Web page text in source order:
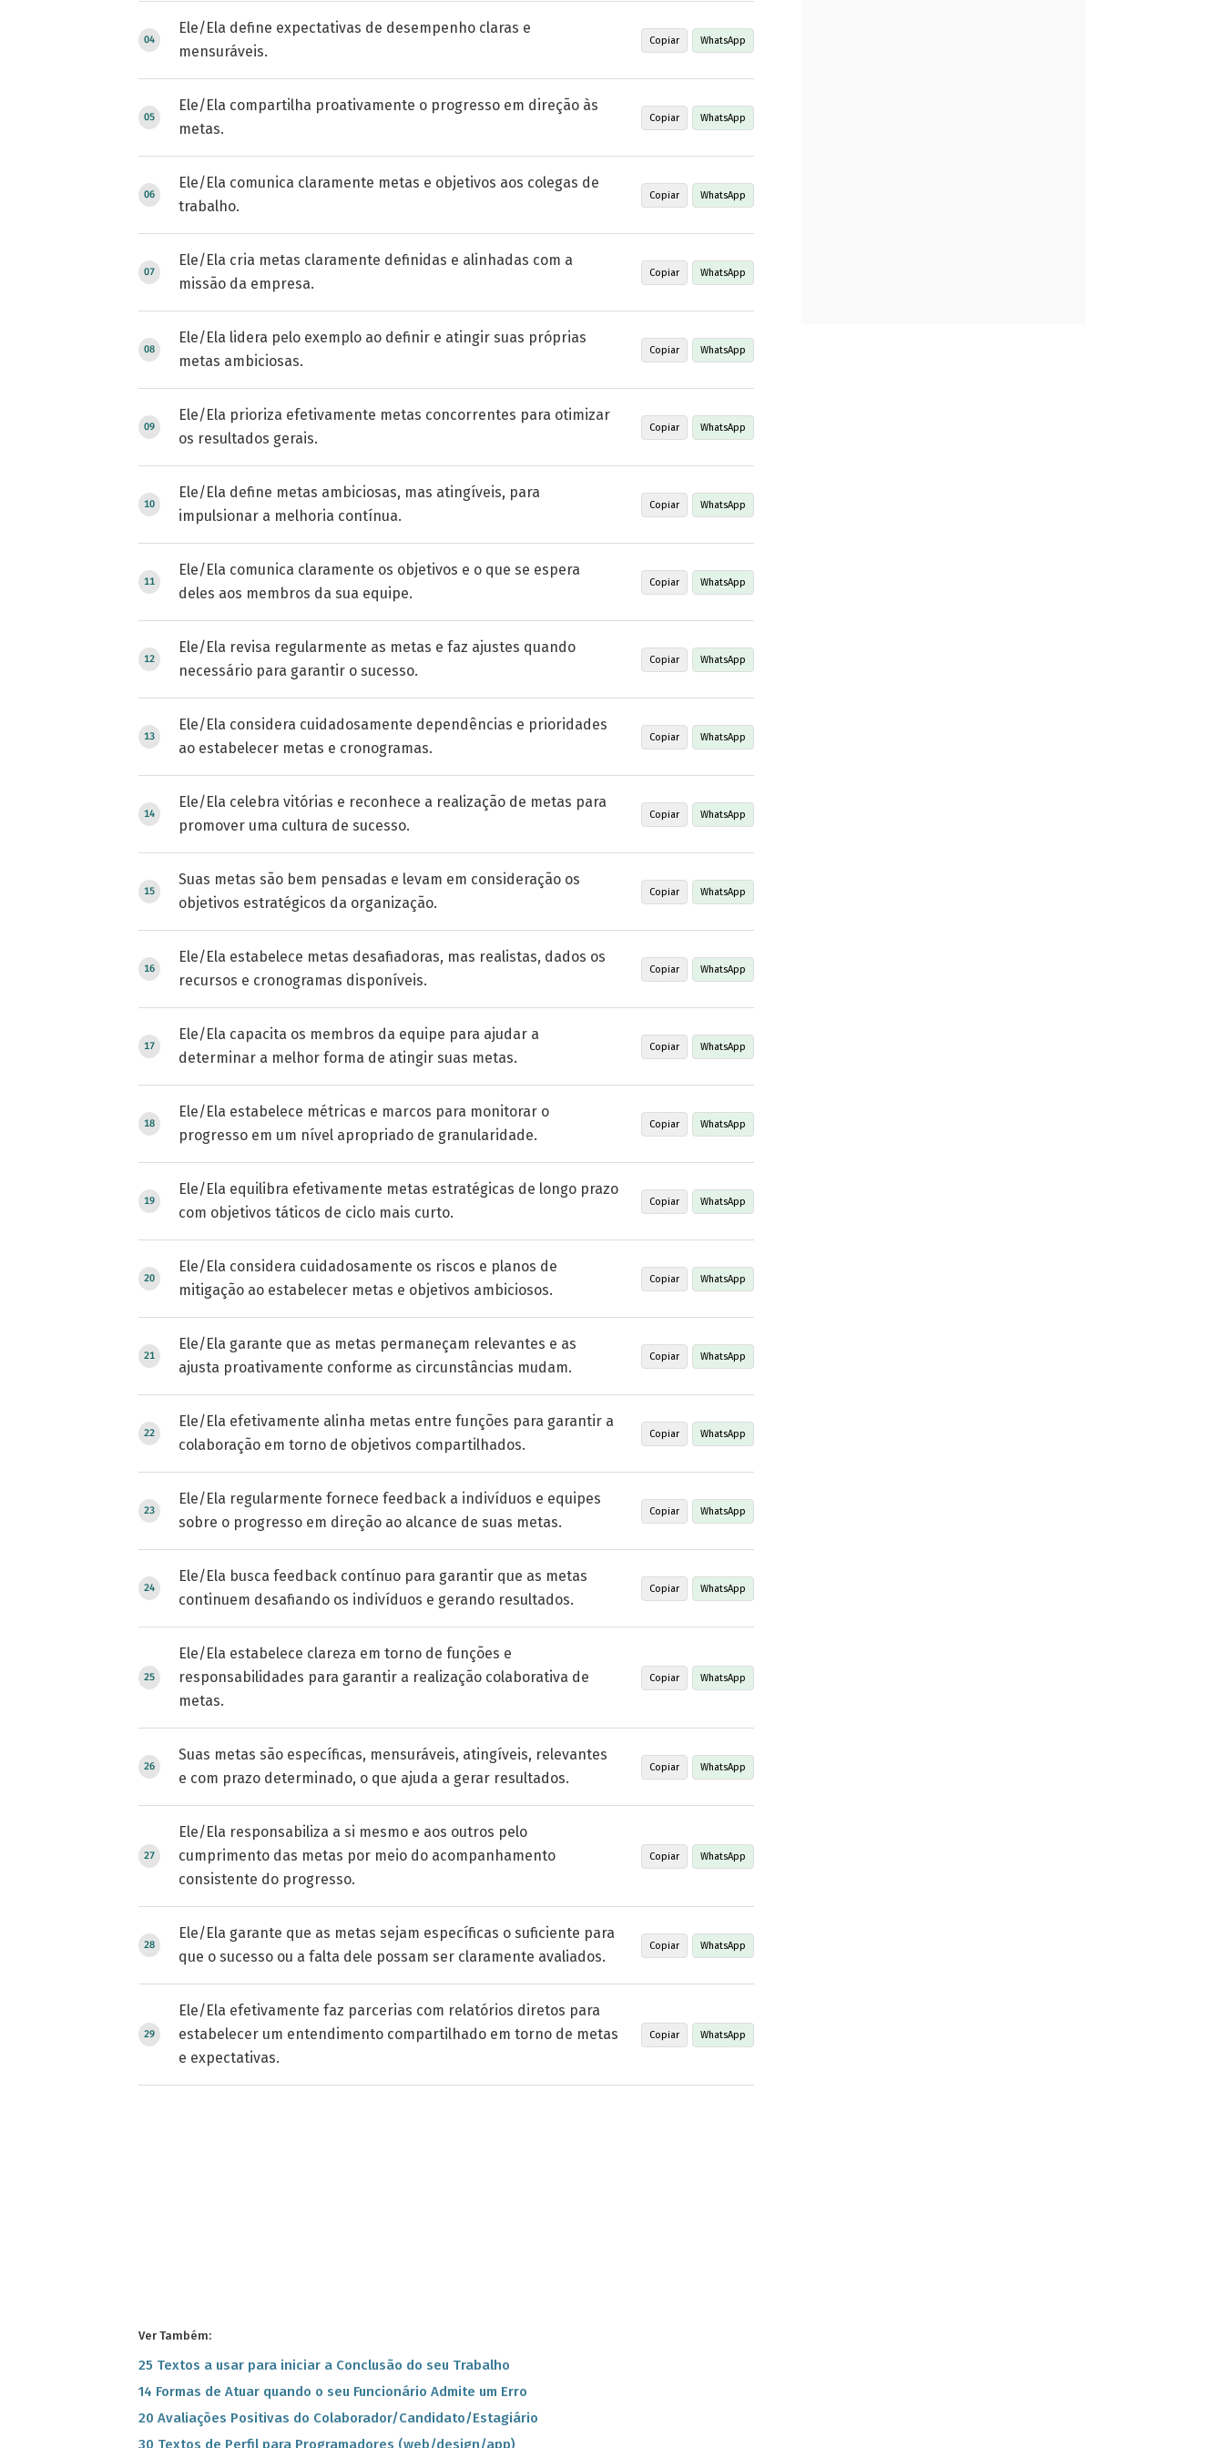
Ele/Ela define expectativas de desempenho claras e
mensuráveis.
Copiar WhatsApp
Ele/Ela compartilha proativamente o progresso em direção às
metas.
Copiar WhatsApp
Ele/Ela comunica claramente metas e objetivos aos colegas de
trabalho.
Copiar WhatsApp
Ele/Ela cria metas claramente definidas e alinhadas com a
missão da empresa.
Copiar WhatsApp
Ele/Ela lidera pelo exemplo ao definir e atingir suas próprias
metas ambiciosas.
Copiar WhatsApp
Ele/Ela prioriza efetivamente metas concorrentes para otimizar
os resultados gerais.
Copiar WhatsApp
Ele/Ela define metas ambiciosas, mas atingíveis, para
impulsionar a melhoria contínua.
Copiar WhatsApp
Ele/Ela comunica claramente os objetivos e o que se espera
deles aos membros da sua equipe.
Copiar WhatsApp
Ele/Ela revisa regularmente as metas e faz ajustes quando
necessário para garantir o sucesso.
Copiar WhatsApp
Ele/Ela considera cuidadosamente dependências e prioridades
ao estabelecer metas e cronogramas.
Copiar WhatsApp
Ele/Ela celebra vitórias e reconhece a realização de metas para
promover uma cultura de sucesso.
Copiar WhatsApp
Suas metas são bem pensadas e levam em consideração os
objetivos estratégicos da organização.
Copiar WhatsApp
Ele/Ela estabelece metas desafiadoras, mas realistas, dados os
recursos e cronogramas disponíveis.
Copiar WhatsApp
Ele/Ela capacita os membros da equipe para ajudar a
determinar a melhor forma de atingir suas metas.
Copiar WhatsApp
Ele/Ela estabelece métricas e marcos para monitorar o
progresso em um nível apropriado de granularidade.
Copiar WhatsApp
Ele/Ela equilibra efetivamente metas estratégicas de longo prazo
com objetivos táticos de ciclo mais curto.
Copiar WhatsApp
Ele/Ela considera cuidadosamente os riscos e planos de
mitigação ao estabelecer metas e objetivos ambiciosos.
Copiar WhatsApp
Ele/Ela garante que as metas permaneçam relevantes e as
ajusta proativamente conforme as circunstâncias mudam.
Copiar WhatsApp
Ele/Ela efetivamente alinha metas entre funções para garantir a
colaboração em torno de objetivos compartilhados.
Copiar WhatsApp
Ele/Ela regularmente fornece feedback a indivíduos e equipes
sobre o progresso em direção ao alcance de suas metas.
Copiar WhatsApp
Ele/Ela busca feedback contínuo para garantir que as metas
continuem desafiando os indivíduos e gerando resultados.
Copiar WhatsApp
Ele/Ela estabelece clareza em torno de funções e
responsabilidades para garantir a realização colaborativa de
metas.
Copiar WhatsApp
Suas metas são específicas, mensuráveis, atingíveis, relevantes
e com prazo determinado, o que ajuda a gerar resultados.
Copiar WhatsApp
Ele/Ela responsabiliza a si mesmo e aos outros pelo
cumprimento das metas por meio do acompanhamento
consistente do progresso.
Copiar WhatsApp
Ele/Ela garante que as metas sejam específicas o suficiente para
que o sucesso ou a falta dele possam ser claramente avaliados.
Copiar WhatsApp
Ele/Ela efetivamente faz parcerias com relatórios diretos para
estabelecer um entendimento compartilhado em torno de metas
e expectativas.
Copiar WhatsApp
Ver Também:
25 Textos a usar para iniciar a Conclusão do seu Trabalho
14 Formas de Atuar quando o seu Funcionário Admite um Erro
20 Avaliações Positivas do Colaborador/Candidato/Estagiário
30 Textos de Perfil para Programadores (web/design/app)